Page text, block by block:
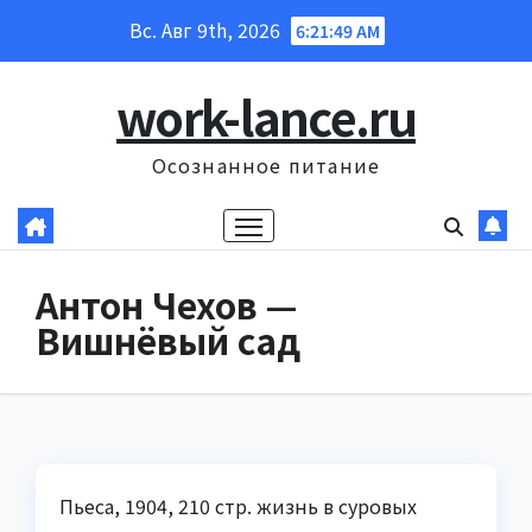
Вс. Авг 9th, 2026 6:21:50 AM
work-lance.ru
Осознанное питание
Антон Чехов —
Вишнёвый сад
Пьеса, 1904, 210 стр. жизнь в суровых